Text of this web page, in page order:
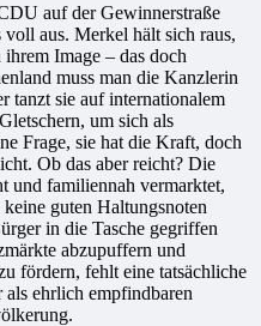
auf der Gewinnerstraße
aus. Merkel hält sich raus,
Image – das doch
muss man die Kanzlerin
tanzt sie auf internationalem
um sich als
Frage, sie hat die Kraft, doch
Ob das aber reicht? Die
und familiennah vermarktet,
guten Haltungsnoten
in die Tasche gegriffen
abzupuffern und
fördern, fehlt eine tatsächliche
ehrlich empfindbaren